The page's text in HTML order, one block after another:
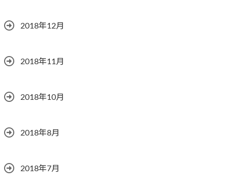
2018年12月
2018年11月
2018年10月
2018年8月
2018年7月